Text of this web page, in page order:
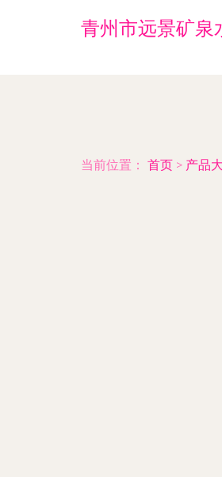
青州市远景矿泉
当前位置： 首页 > 产品